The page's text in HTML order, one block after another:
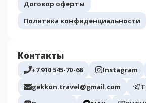
Договор оферты
Политика конфиденциальности
Контакты
+7 910 545-70-68 Instagram
gekkon.travel@gmail.com